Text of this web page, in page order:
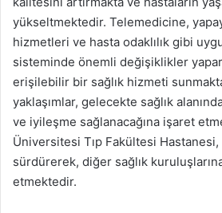
yükseltmektedir. Telemedicine,
hizmetleri ve hasta odaklılık gibi
sisteminde önemli değişiklikler
erişilebilir bir sağlık hizmeti
yaklaşımlar, gelecekte sağlık
ve iyileşme sağlanacağına işaret
Üniversitesi Tıp Fakültesi
sürdürerek, diğer sağlık
etmektedir.